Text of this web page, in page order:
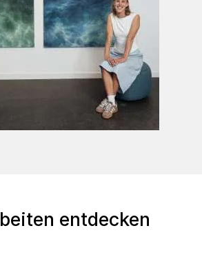
, Atelier an der Mu, Kiel
(Auswahl)
SKM Galerie, Leipzig
Haus Peters, Tetenbüll
entdecken